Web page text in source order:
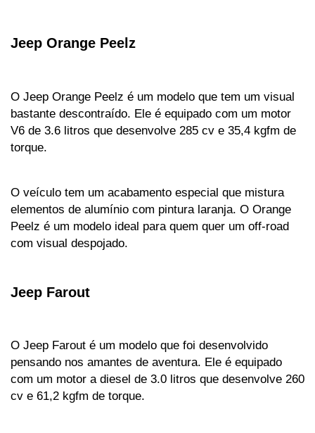
Jeep Orange Peelz
O Jeep Orange Peelz é um modelo que tem um visual
bastante descontraído. Ele é equipado com um motor
V6 de 3.6 litros que desenvolve 285 cv e 35,4 kgfm de
torque.
O veículo tem um acabamento especial que mistura
elementos de alumínio com pintura laranja. O Orange
Peelz é um modelo ideal para quem quer um off-road
com visual despojado.
Jeep Farout
O Jeep Farout é um modelo que foi desenvolvido
pensando nos amantes de aventura. Ele é equipado
com um motor a diesel de 3.0 litros que desenvolve 260
cv e 61,2 kgfm de torque.